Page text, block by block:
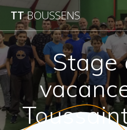
au
TTBOUSSENS
Stage